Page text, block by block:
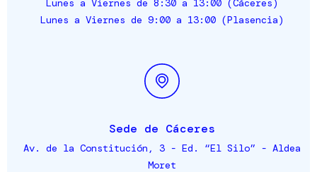
Lunes a Viernes de 8:30 a 13:00 (Cáceres)
Lunes a Viernes de 9:00 a 13:00 (Plasencia)
Sede de Cáceres
Av. de la Constitución, 3 - Ed. “El Silo” - Aldea
Moret